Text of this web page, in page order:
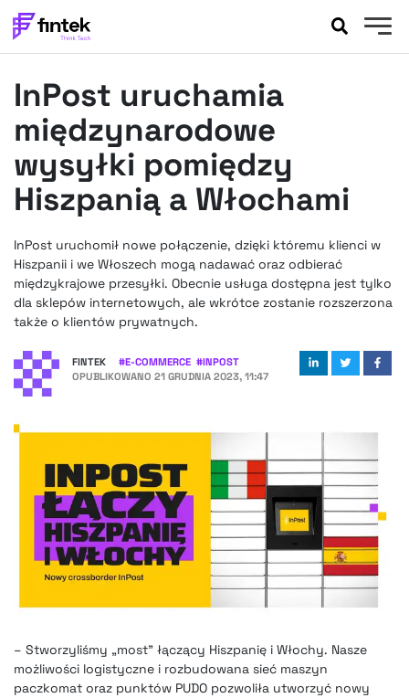
BANKOWOŚĆ
EVENTY
FELIETONY
WYWIADY
LEGAL
FINTEKEXTRA
OKIEM EKSPERTA
InPost uruchamia
międzynarodowe
wysyłki pomiędzy
Hiszpanią a Włochami
InPost uruchomił nowe połączenie, dzięki któremu klienci w
Hiszpanii i we Włoszech mogą nadawać oraz odbierać
międzykrajowe przesyłki. Obecnie usługa dostępna jest tylko
dla sklepów internetowych, ale wkrótce zostanie rozszerzona
także o klientów prywatnych.
FINTEK #E-COMMERCE #INPOST
OPUBLIKOWANO 21 GRUDNIA 2023, 11:47
– Stworzyliśmy „most” łączący Hiszpanię i Włochy. Nasze
możliwości logistyczne i rozbudowana sieć maszyn
paczkomat oraz punktów PUDO pozwoliła utworzyć nowy